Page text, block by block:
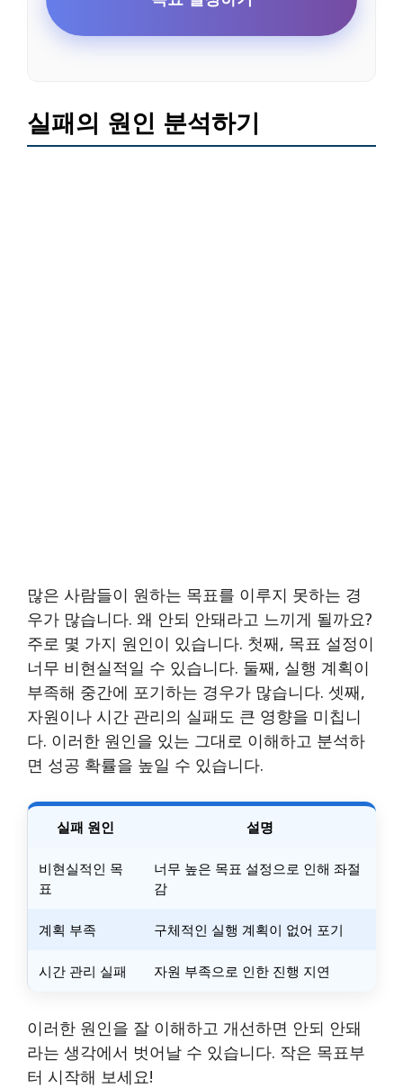
실패의 원인 분석하기
많은 사람들이 원하는 목표를 이루지 못하는 경
우가 많습니다. 왜 안되 안돼라고 느끼게 될까요?
주로 몇 가지 원인이 있습니다. 첫째, 목표 설정이
너무 비현실적일 수 있습니다. 둘째, 실행 계획이
부족해 중간에 포기하는 경우가 많습니다. 셋째,
자원이나 시간 관리의 실패도 큰 영향을 미칩니
다. 이러한 원인을 있는 그대로 이해하고 분석하
면 성공 확률을 높일 수 있습니다.
실패 원인 설명
비현실적인 목
표
너무 높은 목표 설정으로 인해 좌절
감
계획 부족 구체적인 실행 계획이 없어 포기
시간 관리 실패 자원 부족으로 인한 진행 지연
이러한 원인을 잘 이해하고 개선하면 안되 안돼
라는 생각에서 벗어날 수 있습니다. 작은 목표부
터 시작해 보세요!